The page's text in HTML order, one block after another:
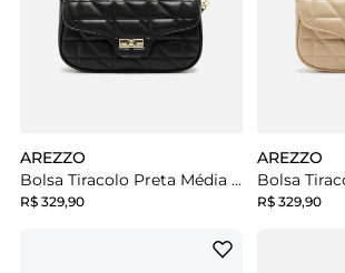
AREZZO
Bolsa Tiracolo Preta Média Matelassê
R$ 329,90
AREZZO
R$ 329,90